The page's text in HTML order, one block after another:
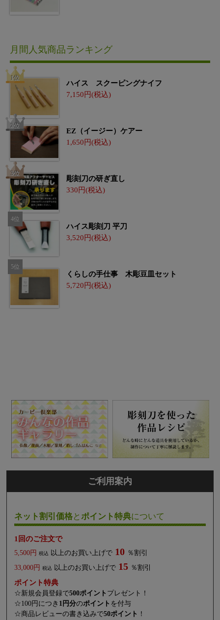
月間人気商品ランキング
ハイス スクーピングナイフ
7,150
EZ（イージー）ケアー
1,650
彫刻刀の研ぎ直し
330
ハイス彫刻刀 平刀
3,520
くらしの手仕事 木彫豆皿セット
5,720
ご利用案内
ネット割引価格とポイント特典について
1回のご注文で
5,500円 税込 以上のお買い上げで 10 ％割引
33,000円 税込 以上のお買い上げで 15 ％割引
ポイント特典
☆新規会員登録で500ポイント プレゼント！
☆100円につき 1円分のポイント を付与
☆商品レビューの書き込みで50ポイント ！